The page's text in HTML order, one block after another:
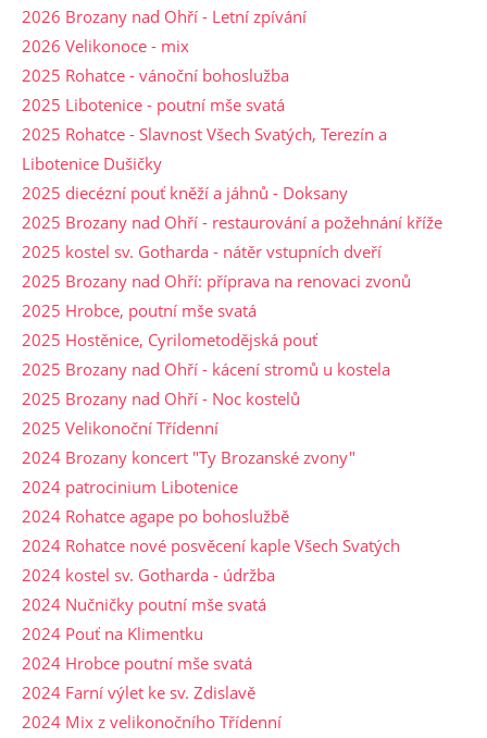
2026 Brozany nad Ohří - Letní zpívání
2026 Velikonoce - mix
2025 Rohatce - vánoční bohoslužba
2025 Libotenice - poutní mše svatá
2025 Rohatce - Slavnost Všech Svatých, Terezín a
Libotenice Dušičky
2025 diecézní pouť kněží a jáhnů - Doksany
2025 Brozany nad Ohří - restaurování a požehnání kříže
2025 kostel sv. Gotharda - nátěr vstupních dveří
2025 Brozany nad Ohří: příprava na renovaci zvonů
2025 Hrobce, poutní mše svatá
2025 Hostěnice, Cyrilometodějská pouť
2025 Brozany nad Ohří - kácení stromů u kostela
2025 Brozany nad Ohří - Noc kostelů
2025 Velikonoční Třídenní
2024 Brozany koncert "Ty Brozanské zvony"
2024 patrocinium Libotenice
2024 Rohatce agape po bohoslužbě
2024 Rohatce nové posvěcení kaple Všech Svatých
2024 kostel sv. Gotharda - údržba
2024 Nučničky poutní mše svatá
2024 Pouť na Klimentku
2024 Hrobce poutní mše svatá
2024 Farní výlet ke sv. Zdislavě
2024 Mix z velikonočního Třídenní